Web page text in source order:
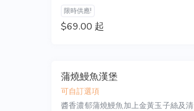
限時供應!
$69.00 起
蒲燒鰻魚漢堡
可自訂選項
醬香濃郁蒲燒鰻魚加上金黃玉子絲及清